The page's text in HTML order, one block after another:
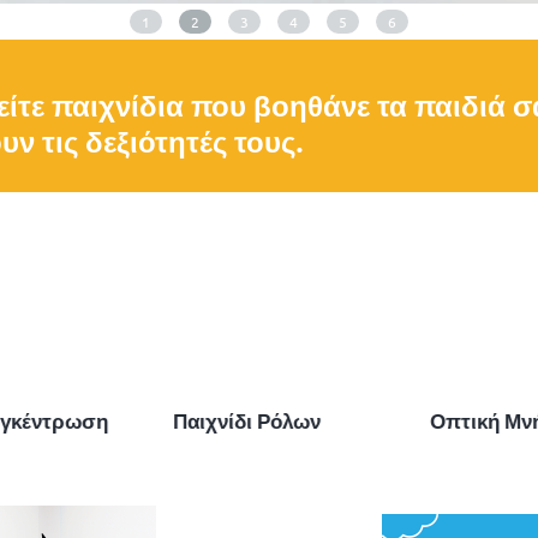
1 2 3 4 5 6
παιχνίδια που βοηθάνε τα παιδιά
τις δεξιότητές τους.
Ρόλων Οπτική Μνήμη